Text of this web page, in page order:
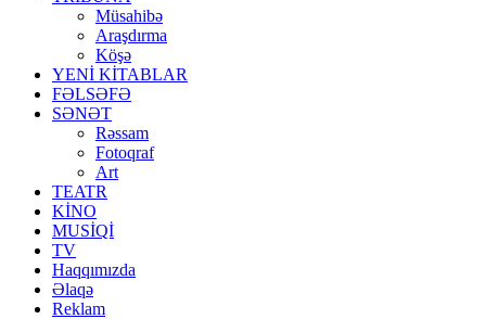
Müsahibə
Araşdırma
Köşə
YENİ KİTABLAR
FƏLSƏFƏ
SƏNƏT
Rəssam
Fotoqraf
Art
TEATR
KİNO
MUSİQİ
TV
Haqqımızda
Əlaqə
Reklam